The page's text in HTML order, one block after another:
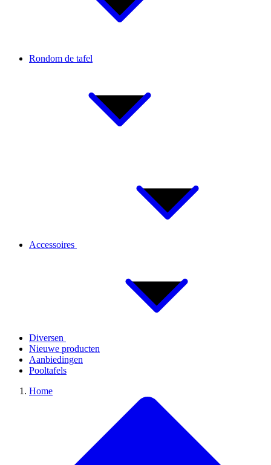
Rondom de tafel
Accessoires
Diversen
Nieuwe producten
Aanbiedingen
Pooltafels
Home